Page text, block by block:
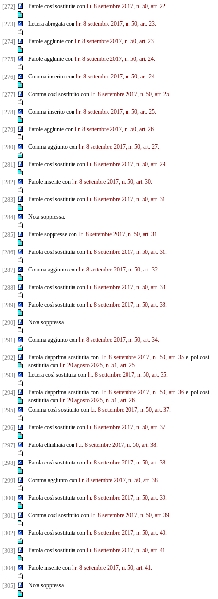
[272] Parole così sostituite con l.r. 8 settembre 2017, n. 50, art. 22.
[273] Lettera abrogata con l.r. 8 settembre 2017, n. 50, art. 23.
[274] Parole aggiunte con l.r. 8 settembre 2017, n. 50, art. 23.
[275] Parole aggiunte con l.r. 8 settembre 2017, n. 50, art. 24.
[276] Comma inserito con l.r. 8 settembre 2017, n. 50, art. 24.
[277] Comma così sostituito con l.r. 8 settembre 2017, n. 50, art. 25.
[278] Comma inserito con l.r. 8 settembre 2017, n. 50, art. 25.
[279] Parole aggiunte con l.r. 8 settembre 2017, n. 50, art. 26.
[280] Comma aggiunto con l.r. 8 settembre 2017, n. 50, art. 27.
[281] Parole così sostituite con l.r. 8 settembre 2017, n. 50, art. 29.
[282] Parole inserite con l.r. 8 settembre 2017, n. 50, art. 30.
[283] Parole così sostituite con l.r. 8 settembre 2017, n. 50, art. 31.
[284] Nota soppressa.
[285] Parole soppresse con l.r. 8 settembre 2017, n. 50, art. 31.
[286] Parola così sostituita con l.r. 8 settembre 2017, n. 50, art. 31.
[287] Comma aggiunto con l.r. 8 settembre 2017, n. 50, art. 32.
[288] Parola così sostituita con l.r. 8 settembre 2017, n. 50, art. 33.
[289] Parole così sostituite con l.r. 8 settembre 2017, n. 50, art. 33.
[290] Nota soppressa.
[291] Comma aggiunto con l.r. 8 settembre 2017, n. 50, art. 34.
[292] Parola dapprima sostituita con l.r. 8 settembre 2017, n. 50, art. 35 e poi così
sostituita con l.r. 20 agosto 2025, n. 51, art. 25.
[293]
Lettera così sostituita con l.r. 8 settembre 2017, n. 50, art. 35.
[294] Parola dapprima sostituita con l.r. 8 settembre 2017, n. 50, art. 36 e poi così
sostituita con l.r. 20 agosto 2025, n. 51, art. 26.
[295]
Comma così sostituito con l.r. 8 settembre 2017, n. 50, art. 37.
[296] Parole così sostituite con l.r. 8 settembre 2017, n. 50, art. 37.
[297] Parola eliminata con l .r. 8 settembre 2017, n. 50, art. 38.
[298] Parola così sostituita con l.r. 8 settembre 2017, n. 50, art. 38.
[299] Comma aggiunto con l.r. 8 settembre 2017, n. 50, art. 38.
[300] Parola così sostituita con l.r. 8 settembre 2017, n. 50, art. 39.
[301] Comma così sostituito con l.r. 8 settembre 2017, n. 50, art. 39.
[302] Parola così sostituita con l.r. 8 settembre 2017, n. 50, art. 40.
[303] Parola così sostituita con l.r. 8 settembre 2017, n. 50, art. 41.
[304] Parole inserite con l.r. 8 settembre 2017, n. 50, art. 41.
[305] Nota soppressa.